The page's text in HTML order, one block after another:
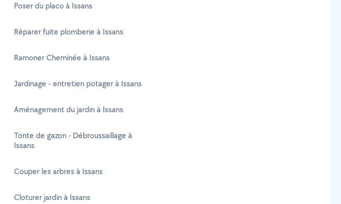
Poser du placo à Issans
Réparer fuite plomberie à Issans
Ramoner Cheminée à Issans
Jardinage - entretien potager à Issans
Aménagement du jardin à Issans
Tonte de gazon - Débroussaillage à
Issans
Couper les arbres à Issans
Cloturer jardin à Issans